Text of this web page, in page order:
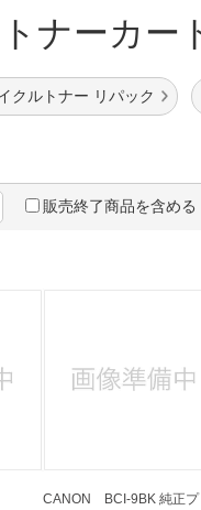
さがすナーカ
クルトナー リパック
販売終了商品を含める
CANON BCI-9BK 純正プ